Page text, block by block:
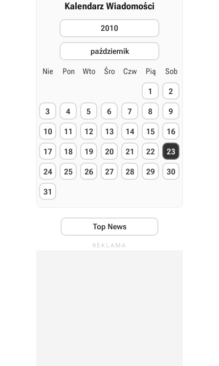
Kalendarz Wiadomości
2010
październik
Nie Pon Wto Śro Czw Pią Sob
1 2
3 4 5 6 7 8 9
10 11 12 13 14 15 16
17 18 19 20 21 22 23
24 25 26 27 28 29 30
31
Top News